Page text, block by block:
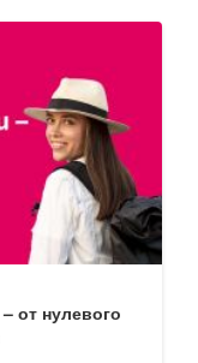
от нулевого